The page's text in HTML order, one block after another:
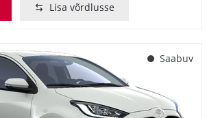
Lisa võrdlusse
Saabuv